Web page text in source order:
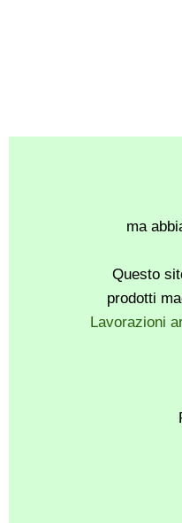
ma
Questo
prodotti
Lavorazioni